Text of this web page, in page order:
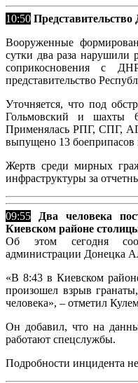
10:50
Вооруженные
сутки два раза нарушили
соприкосновения с
представительство
Уточняется, что под
Гольмовский и шахты
Применялась РПГ, СПГ,
выпущено 13 боеприпасов
Жертв среди мирных
инфраструктуры за
09:55
Два человека
Киевском районе
Об этом сегодня
администрации Донецка
«В 8:43 в Киевском
произошел взрыв
человека», – отметил
Он добавил, что на
работают спецслужбы.
Подробности инцидента